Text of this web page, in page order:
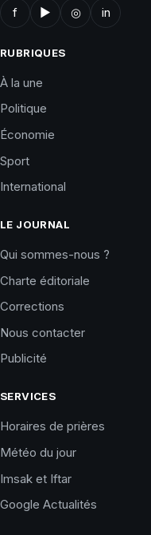
f ▶ ◎ in
RUBRIQUES
À la une
Politique
Économie
Sport
International
LE JOURNAL
Qui sommes-nous ?
Charte éditoriale
Corrections
Nous contacter
Publicité
SERVICES
Horaires de prières
Météo du jour
Imsak et Iftar
Google Actualités